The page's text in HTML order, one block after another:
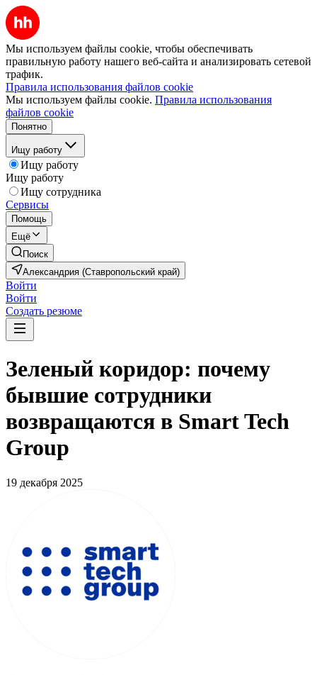
Мы используем файлы cookie, чтобы обеспечивать
правильную работу нашего веб-сайта и анализировать сетевой
трафик.
Правила использования файлов cookie
Мы используем файлы cookie. Правила использования
файлов cookie
Понятно
Ищу работу
Ищу работу
Ищу работу
Ищу сотрудника
Сервисы
Помощь
Ещё
Поиск
Александрия (Ставропольский край)
Войти
Войти
Создать резюме
Зеленый коридор: почему
бывшие сотрудники
возвращаются в Smart Tech
Group
19 декабря 2025